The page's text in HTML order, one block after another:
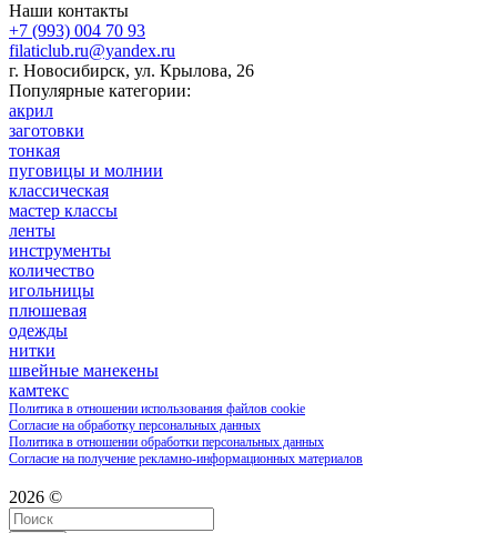
Наши контакты
+7 (993) 004 70 93
filaticlub.ru@yandex.ru
г. Новосибирск, ул. Крылова, 26
Популярные категории:
акрил
заготовки
тонкая
пуговицы и молнии
классическая
мастер классы
ленты
инструменты
количество
игольницы
плюшевая
одежды
нитки
швейные манекены
камтекс
Политика в отношении использования файлов cookie
Согласие на обработку персональных данных
Политика в отношении обработки персональных данных
Согласие на получение рекламно-информационных материалов
2026 ©